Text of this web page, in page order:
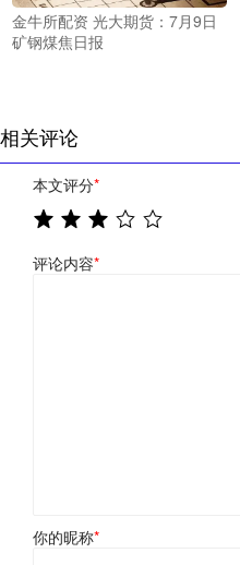
金牛所配资 光大期货：7月9日
矿钢煤焦日报
相关评论
本文评分*
评论内容*
你的昵称*